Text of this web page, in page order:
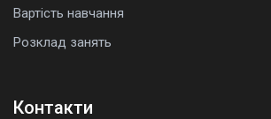
Вартість навчання
Розклад занять
Контакти